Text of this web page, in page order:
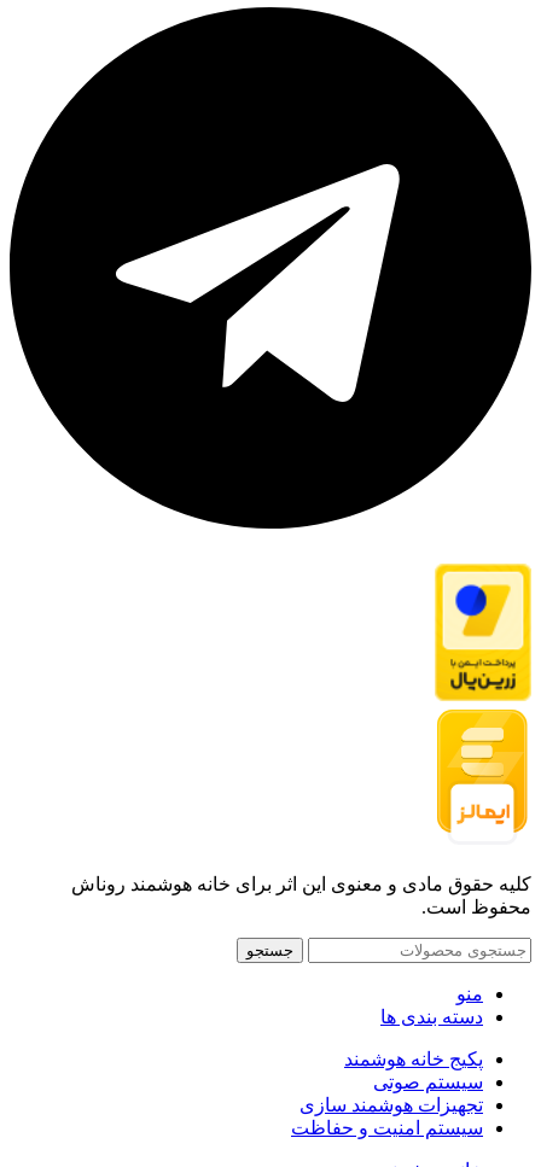
کلیه حقوق مادی و معنوی این اثر برای خانه هوشمند روناش
محفوظ است.
جستجو
منو
دسته بندی ها
پکیج خانه هوشمند
سیستم صوتی
تجهیزات هوشمند سازی
سیستم امنیت و حفاظت